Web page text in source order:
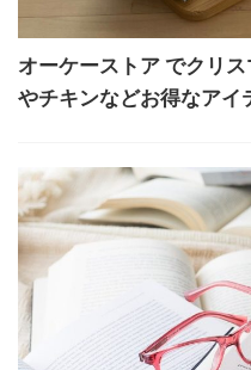
オーケーストア でクリ
やチキンなどお得なアイ